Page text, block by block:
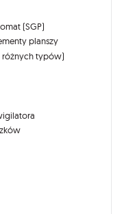
(SGP)
planszy
różnych typów)